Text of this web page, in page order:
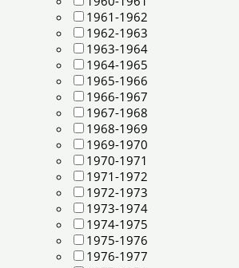
1961-1962
1962-1963
1963-1964
1964-1965
1965-1966
1966-1967
1967-1968
1968-1969
1969-1970
1970-1971
1971-1972
1972-1973
1973-1974
1974-1975
1975-1976
1976-1977